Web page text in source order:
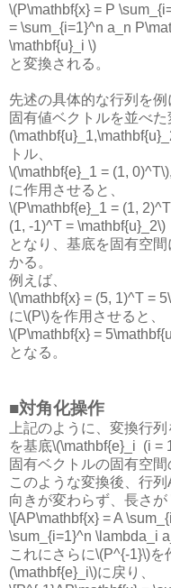
\(P\mathbf{x} = P
= \sum_{i=1}^n a_n
\mathbf{u}_i \)
と変換される。
先述の具体的な行列を例
固有値ベクトルを並べ
トル、
\(\mathbf{e}_1 = (1,
に作用させると、
\(P\mathbf{e}_1 = (1,
(1, -1)^T = \mathbf{u}_2\)
となり、基底を固有空
かる。
例えば、
\(\mathbf{x} = (5, 1)^T =
に\(P\)を作用させると、
\(P\mathbf{x} =
となる。
■対角化操作
上記のように、変換行
を基底\(\mathbf{e}_i (i =
固有ベクトルの固有空間
このような変換後、行
向きが変わらず、長さが
\[AP\mathbf{x} = A
\sum_{i=1}^n \lambda_i
これにさらに\(P^{-1}\)
(\mathbf{e}_i\)に戻り、